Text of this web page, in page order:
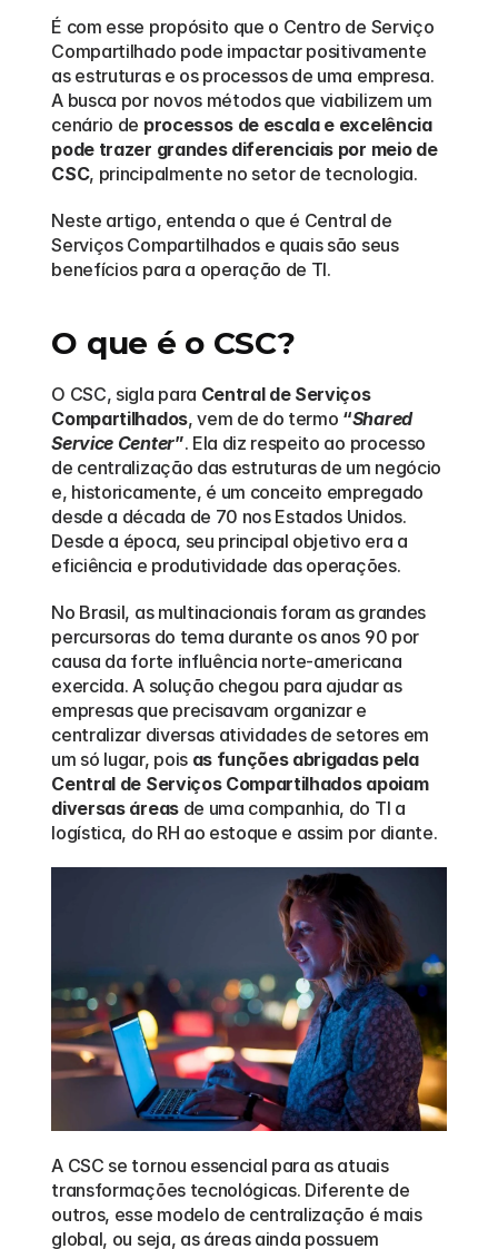
É com esse propósito que o Centro de Serviço
Compartilhado pode impactar positivamente
as estruturas e os processos de uma empresa.
A busca por novos métodos que viabilizem um
cenário de processos de escala e excelência
pode trazer grandes diferenciais por meio de
CSC, principalmente no setor de tecnologia.
Neste artigo, entenda o que é Central de
Serviços Compartilhados e quais são seus
benefícios para a operação de TI.
O que é o CSC?
O CSC, sigla para Central de Serviços
Compartilhados, vem de do termo “Shared
Service Center”. Ela diz respeito ao processo
de centralização das estruturas de um negócio
e, historicamente, é um conceito empregado
desde a década de 70 nos Estados Unidos.
Desde a época, seu principal objetivo era a
eficiência e produtividade das operações.
No Brasil, as multinacionais foram as grandes
percursoras do tema durante os anos 90 por
causa da forte influência norte-americana
exercida. A solução chegou para ajudar as
empresas que precisavam organizar e
centralizar diversas atividades de setores em
um só lugar, pois as funções abrigadas pela
Central de Serviços Compartilhados apoiam
diversas áreas de uma companhia, do TI a
logística, do RH ao estoque e assim por diante.
A CSC se tornou essencial para as atuais
transformações tecnológicas. Diferente de
outros, esse modelo de centralização é mais
global, ou seja, as áreas ainda possuem